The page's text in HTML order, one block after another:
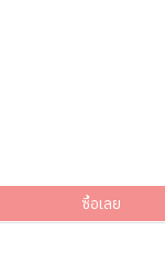
ซื้อเลย